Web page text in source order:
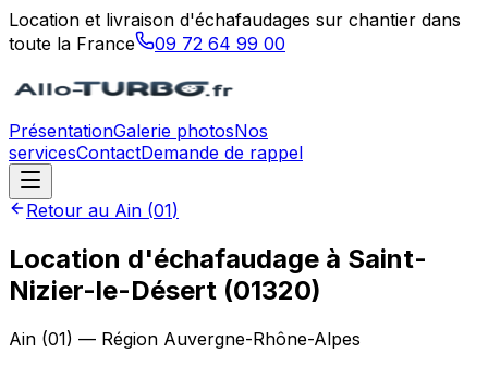
Location et livraison d'échafaudages sur chantier dans
toute la France
09 72 64 99 00
PrésentationGalerie photosNos
servicesContactDemande de rappel
Retour au Ain (01)
Location d'échafaudage à Saint-
Nizier-le-Désert (01320)
Ain (01) — Région Auvergne-Rhône-Alpes